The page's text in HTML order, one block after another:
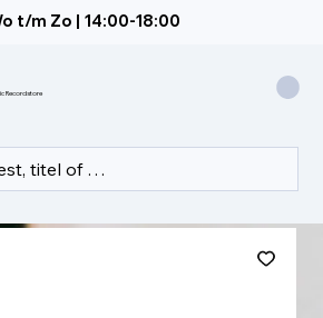
t/m Zo | 14:00-18:00
Recordstore